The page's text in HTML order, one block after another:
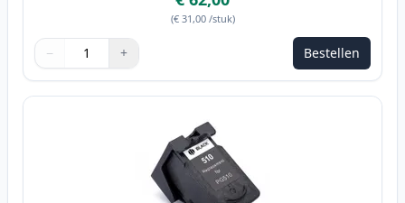
(€ 31,00 /stuk)
Aantal
Gebruik de knoppen om aan te passen
− +
Aantal 1 Bestellen